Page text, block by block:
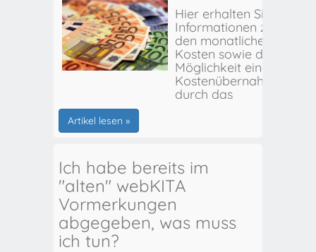
Hier erhalten Sie
Informationen zu
den monatlichen
Kosten sowie der
Möglichkeit einer
Kostenübernahme
durch das
Artikel lesen »
Ich habe bereits im
"alten" webKITA
Vormerkungen
abgegeben, was muss
ich tun?